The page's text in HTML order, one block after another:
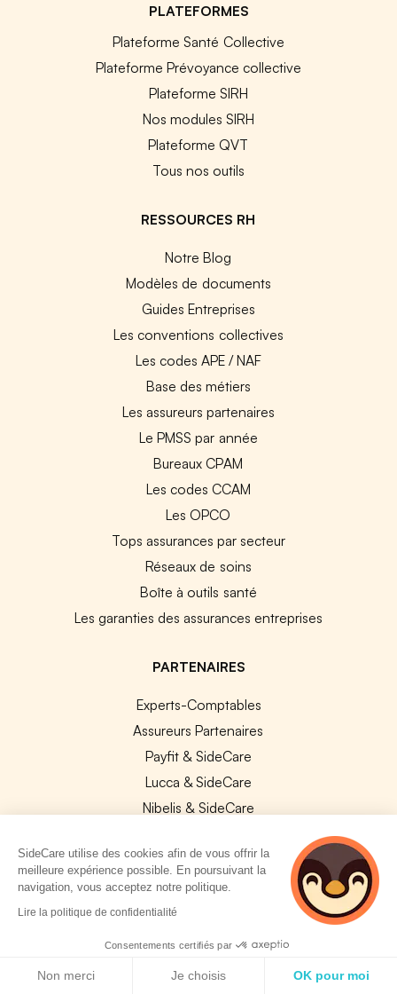
PLATEFORMES
Plateforme Santé Collective
Plateforme Prévoyance collective
Plateforme SIRH
Nos modules SIRH
Plateforme QVT
Tous nos outils
RESSOURCES RH
Notre Blog
Modèles de documents
Guides Entreprises
Les conventions collectives
Les codes APE / NAF
Base des métiers
Les assureurs partenaires
Le PMSS par année
Bureaux CPAM
Les codes CCAM
Les OPCO
Tops assurances par secteur
Réseaux de soins
Boîte à outils santé
Les garanties des assurances entreprises
PARTENAIRES
Experts-Comptables
Assureurs Partenaires
Payfit & SideCare
Lucca & SideCare
Nibelis & SideCare
Lianeli & SideCare
API & INTEGRATIONS
Les SIRH / Systèmes de paie connectés
SideCare utilise des cookies afin de vous offrir la
meilleure expérience possible. En poursuivant la
navigation, vous acceptez notre politique.
Lire la politique de confidentialité
Consentements certifiés par
Non merci Je choisis OK pour moi
2 personnes
consultent
actuellement cette